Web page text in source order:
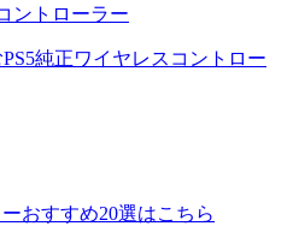
ントローラー
純正ワイヤレスコントロー
おすすめ20選はこちら